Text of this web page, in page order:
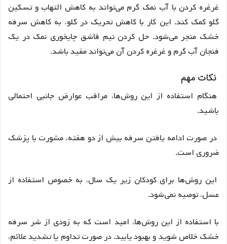
غرغره کردن با آب نمک گرم می‌تواند به کاهش التهاب و تسکین
گلو کمک کند. این کار با کاهش تحریک در گلو، به کاهش سرفه
خشک منجر می‌شود. حل کردن نیم قاشق چایخوری نمک در یک
فنجان آب گرم و غرغره کردن آن می‌تواند مفید باشد.
نکات مهم
هنگام استفاده از این روش‌ها، مراقب عوارض جانبی احتمالی
باشید.
در صورت ادامه یافتن سرفه بیش از دو هفته، مشورت با پزشک
ضروری است.
این روش‌ها برای کودکان زیر یک سال، به خصوص استفاده از
عسل، توصیه نمی‌شود.
با استفاده از این روش‌ها، امید است که به زودی از شر سرفه
خشک خلاص شوید و بهبود یابید. در صورت تداوم یا تشدید علائم،